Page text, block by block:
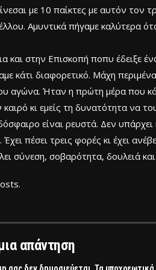
με 10 παίκτες με αυτόν τον
Αμυντικά πήγαμε καλύτερα
και στην Επισκοπή ποπυ έδειξε
κάτι διαφορετικό. Μάχη
αγώνα. Ήταν η πρώτη μέρα που
κι εμείς τη δυνατότητα να
είναι ρευστά. Δεν
Έχει πέσει τρεις φορές κι έχει
σύνεση, σοβαρότητα, δουλειά και
απάντηση